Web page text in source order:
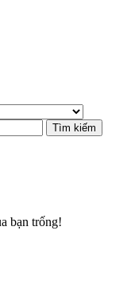
Tìm kiếm
bạn trống!